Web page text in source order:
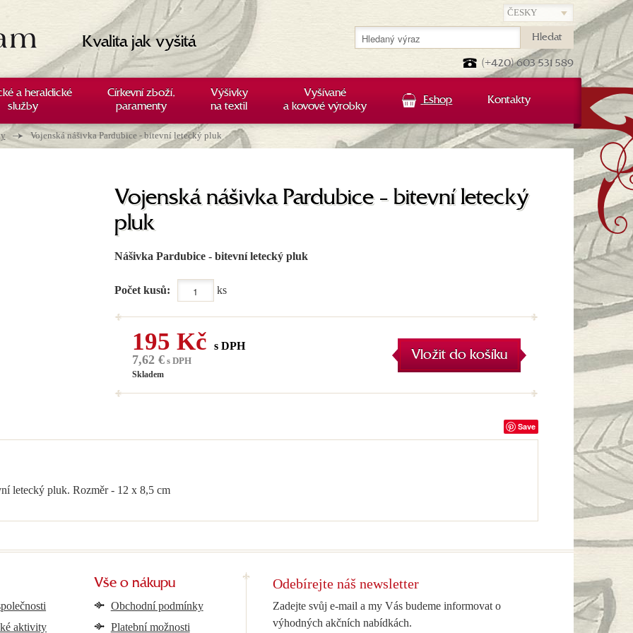
Kvalita jak vyšitá
→ Vojenská nášivka Pardubice - bitevní letecký pluk
Vojenská nášivka Pardubice - bitevní letecký
pluk
Nášivka Pardubice - bitevní letecký pluk
Počet kusů: ks
195 Kč s DPH
7,62 €s DPH
Skladem
Vložit do košíku
letecký pluk. Rozměr - 12 x 8,5 cm
Save
aktivity
Vše o nákupu
Obchodní podmínky
Platební možnosti
Odebírejte náš newsletter
Zadejte svůj e-mail a my Vás budeme informovat o
výhodných akčních nabídkách.
a heraldické
služby
Církevní zboží,
paramenty
Výšivky
na textil
Vyšívané
a kovové výrobky
Eshop Kontakty
(+420) 603 531 589
Hledat